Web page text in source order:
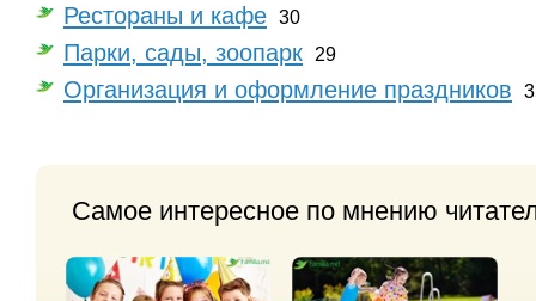
Рестораны и кафе 30
Парки, сады, зоопарк 29
Организация и оформление праздников
Самое интересное по мнению